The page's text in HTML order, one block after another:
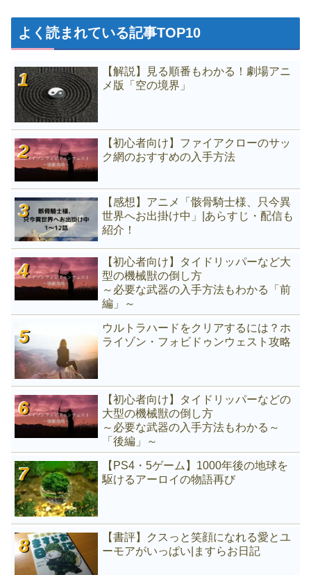
よく読まれている記事TOP10
【解説】見る順番もわかる！劇場アニ
メ版「空の境界」
【初心者向け】ファイアクローのサッ
ク網のおすすめの入手方法
【感想】アニメ「骸骨騎士様、只今異
世界へお出掛け中」|あらすじ・配信も
紹介！
【初心者向け】タイドリッパーなど大
型の機械獣の倒し方
～必要な武器の入手方法もわかる「前
編」～
ウルトラハードをクリアするには？ホ
ライゾン・フォビドゥンウェスト攻略
【初心者向け】タイドリッパーなどの
大型の機械獣の倒し方
～必要な武器の入手方法もわかる～
「後編」～
【PS4・5ゲーム】1000年後の地球を
駆けるアーロイの物語再び
【書評】クスっと笑顔になれる愛とユ
ーモアがいっぱい|ますらお日記